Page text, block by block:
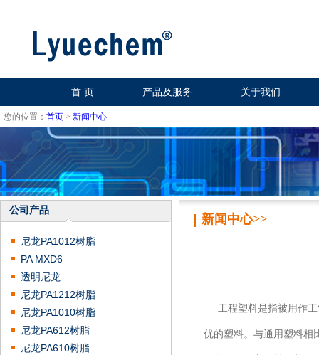
首 页 产品及服务 关于我们
您的位置： 首页 > 新闻中心
公司产品
尼龙PA1012树脂
PA MXD6
透明尼龙
尼龙PA1212树脂
尼龙PA1010树脂
尼龙PA612树脂
尼龙PA610树脂
新闻中心>>
工程塑料是指被用作工
优的塑料。与通用塑料相